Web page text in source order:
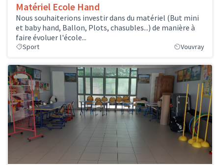
Matériel Ecole Hand
Nous souhaiterions investir dans du matériel (But mini
et baby hand, Ballon, Plots, chasubles...) de manière à
faire évoluer l'école...
Sport Vouvray